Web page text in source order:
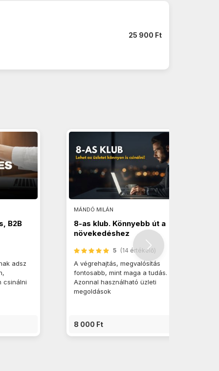
25 900 Ft
B2B
adsz
csinálni
MÁNDÓ MILÁN
8-as klub. Könnyebb út a
növekedéshez
5 (14 értékelő)
A végrehajtás, megvalósítás
fontosabb, mint maga a tudás.
Azonnal használható üzleti
megoldások
8 000 Ft